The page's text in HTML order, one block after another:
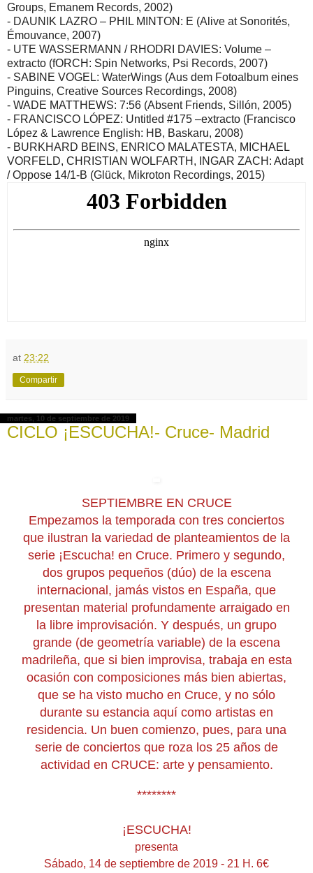
Groups, Emanem Records, 2002)
- DAUNIK LAZRO – PHIL MINTON: E (Alive at Sonorités,
Émouvance, 2007)
- UTE WASSERMANN / RHODRI DAVIES: Volume –
extracto (fORCH: Spin Networks, Psi Records, 2007)
- SABINE VOGEL: WaterWings (Aus dem Fotoalbum eines
Pinguins, Creative Sources Recordings, 2008)
- WADE MATTHEWS: 7:56 (Absent Friends, Sillón, 2005)
- FRANCISCO LÓPEZ: Untitled #175 –extracto (Francisco
López & Lawrence English: HB, Baskaru, 2008)
- BURKHARD BEINS, ENRICO MALATESTA, MICHAEL
VORFELD, CHRISTIAN WOLFARTH, INGAR ZACH: Adapt
/ Oppose 14/1-B (Glück, Mikroton Recordings, 2015)
at 23:22
Compartir
martes, 10 de septiembre de 2019
CICLO ¡ESCUCHA!- Cruce- Madrid
SEPTIEMBRE EN CRUCE
Empezamos la temporada con tres conciertos
que ilustran la variedad de planteamientos de la
serie ¡Escucha! en Cruce. Primero y segundo,
dos grupos pequeños (dúo) de la escena
internacional, jamás vistos en España, que
presentan material profundamente arraigado en
la libre improvisación. Y después, un grupo
grande (de geometría variable) de la escena
madrileña, que si bien improvisa, trabaja en esta
ocasión con composiciones más bien abiertas,
que se ha visto mucho en Cruce, y no sólo
durante su estancia aquí como artistas en
residencia. Un buen comienzo, pues, para una
serie de conciertos que roza los 25 años de
actividad en CRUCE: arte y pensamiento.
********
¡ESCUCHA!
presenta
Sábado, 14 de septiembre de 2019 - 21 H. 6€